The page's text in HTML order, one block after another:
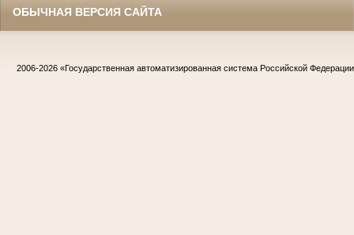
ОБЫЧНАЯ ВЕРСИЯ САЙТА
2006-2026 «Государственная автоматизированная система Российской